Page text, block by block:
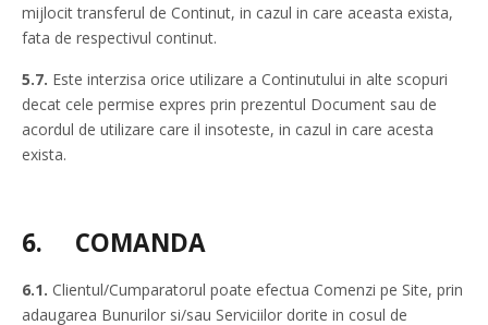
mijlocit transferul de Continut, in cazul in care aceasta exista,
fata de respectivul continut.
5.7. Este interzisa orice utilizare a Continutului in alte scopuri
decat cele permise expres prin prezentul Document sau de
acordul de utilizare care il insoteste, in cazul in care acesta
exista.
6. COMANDA
6.1. Clientul/Cumparatorul poate efectua Comenzi pe Site, prin
adaugarea Bunurilor si/sau Serviciilor dorite in cosul de